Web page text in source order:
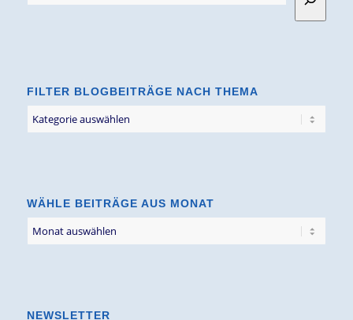
FILTER BLOGBEITRÄGE NACH THEMA
Blogbeiträge
WÄHLE BEITRÄGE AUS MONAT
NEWSLETTER